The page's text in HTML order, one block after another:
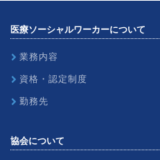
医療ソーシャルワーカーについて
業務内容
資格・認定制度
勤務先
協会について